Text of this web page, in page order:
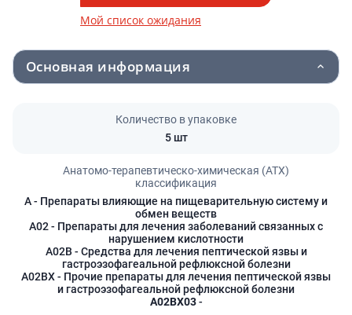
Мой список ожидания
Основная информация
Количество в упаковке
5 шт
Анатомо-терапевтическо-химическая (АТХ)
классификация
A- Препараты влияющие на пищеварительную систему и
обмен веществ
A02- Препараты для лечения заболеваний связанных с
нарушением кислотности
A02B - Средства для лечения пептической язвы и
гастроэзофагеальной рефлюксной болезни
A02BX- Прочие препараты для лечения пептической язвы
и гастроэзофагеальной рефлюксной болезни
A02BX03-